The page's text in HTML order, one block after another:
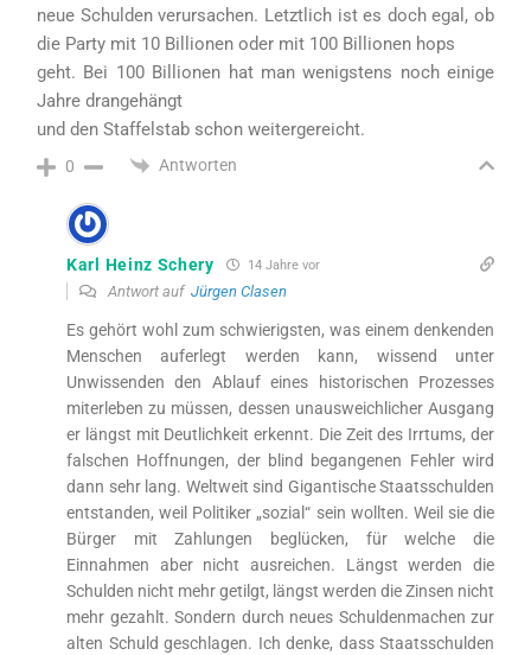
neue Schulden verursachen. Letztlich ist es doch egal, ob
die Party mit 10 Billionen oder mit 100 Billionen hops
geht. Bei 100 Billionen hat man wenigstens noch einige
Jahre drangehängt
und den Staffelstab schon weitergereicht.
0 Antworten
Karl Heinz Schery 14 Jahre vor
Antwort auf Jürgen Clasen
Es gehört wohl zum schwierigsten, was einem denkenden
Menschen auferlegt werden kann, wissend unter
Unwissenden den Ablauf eines historischen Prozesses
miterleben zu müssen, dessen unausweichlicher Ausgang
er längst mit Deutlichkeit erkennt. Die Zeit des Irrtums, der
falschen Hoffnungen, der blind begangenen Fehler wird
dann sehr lang. Weltweit sind Gigantische Staatsschulden
entstanden, weil Politiker „sozial“ sein wollten. Weil sie die
Bürger mit Zahlungen beglücken, für welche die
Einnahmen aber nicht ausreichen. Längst werden die
Schulden nicht mehr getilgt, längst werden die Zinsen nicht
mehr gezahlt. Sondern durch neues Schuldenmachen zur
alten Schuld geschlagen. Ich denke, dass Staatsschulden